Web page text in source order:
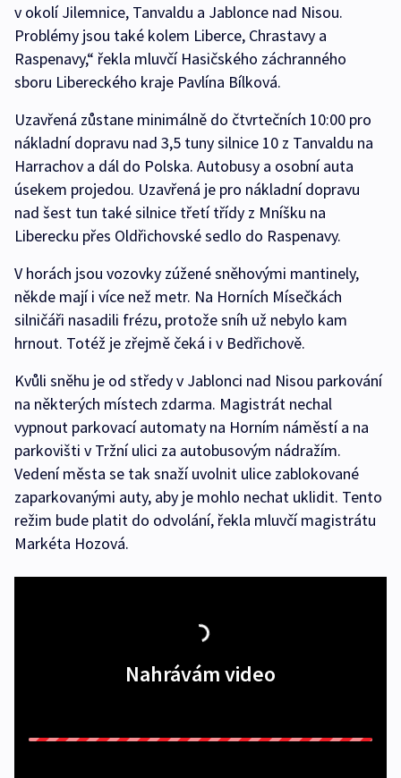
v okolí Jilemnice, Tanvaldu a Jablonce nad Nisou.
Problémy jsou také kolem Liberce, Chrastavy a
Raspenavy,“ řekla mluvčí Hasičského záchranného
sboru Libereckého kraje Pavlína Bílková.
Uzavřená zůstane minimálně do čtvrtečních 10:00 pro
nákladní dopravu nad 3,5 tuny silnice 10 z Tanvaldu na
Harrachov a dál do Polska. Autobusy a osobní auta
úsekem projedou. Uzavřená je pro nákladní dopravu
nad šest tun také silnice třetí třídy z Mníšku na
Liberecku přes Oldřichovské sedlo do Raspenavy.
V horách jsou vozovky zúžené sněhovými mantinely,
někde mají i více než metr. Na Horních Mísečkách
silničáři nasadili frézu, protože sníh už nebylo kam
hrnout. Totéž je zřejmě čeká i v Bedřichově.
Kvůli sněhu je od středy v Jablonci nad Nisou parkování
na některých místech zdarma. Magistrát nechal
vypnout parkovací automaty na Horním náměstí a na
parkovišti v Tržní ulici za autobusovým nádražím.
Vedení města se tak snaží uvolnit ulice zablokované
zaparkovanými auty, aby je mohlo nechat uklidit. Tento
režim bude platit do odvolání, řekla mluvčí magistrátu
Markéta Hozová.
Nahrávám video